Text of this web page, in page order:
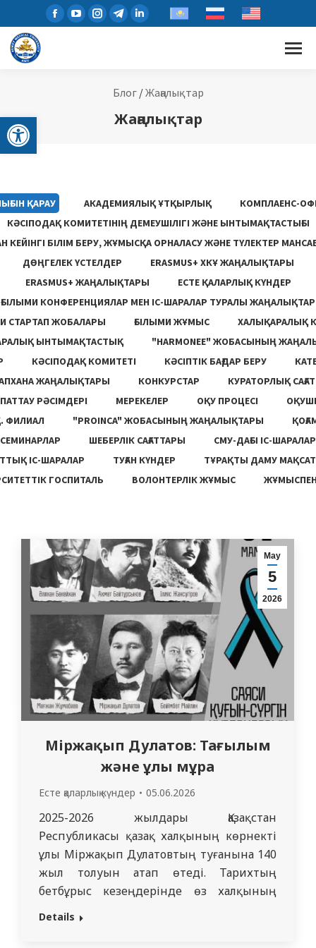
Open toolbar
Блог/Жаңалықтар
Жаңалықтар
ҚАРАУ АКАДЕМИЯЛЫҚ ҰТҚЫРЛЫҚ
КОМПЛАЕНС-
КӘСІПОДАҚ КОМИТЕТІНІҢ ДЕМЕУШІЛІГІ ЖӘНЕ ЫНТЫМАҚТАСТЫҒЫ
КЕЙІНГІ БІЛІМ БЕРУ, ЖҰМЫСҚА ОРНАЛАСУ ЖƏНЕ ТҮЛЕКТЕР
ДӨҢГЕЛЕК ҮСТЕЛДЕР
ERASMUS+ ХКҰ ЖАҢАЛЫҚТАРЫ
ERASMUS+ ЖАҢАЛЫҚТАРЫ
ЕСТЕ ҚАЛАРЛЫҚ КҮНДЕР
ҒЫЛЫМИ КОНФЕРЕНЦИЯЛАР МЕН ІС-ШАРАЛАР ТУРАЛЫ ЖАҢАЛЫҚТАР
СТАРТАП ЖОБАЛАРЫ
ҒЫЛЫМИ ЖҰМЫС
ХАЛЫҚАРАЛЫҚ
ЫНТЫМАҚТАСТЫҚ
"HARMONEE" ЖОБАСЫНЫҢ
КӘСІПОДАҚ КОМИТЕТІ КӘСІПТІК БАҒДАР БЕРУ
ЖАҢАЛЫҚТАРЫ
КОНКУРСТАР
КУРАТОРЛЫҚ
РӘСІМДЕРІ
МЕРЕКЕЛЕР ОҚУ ПРОЦЕСІ
ФИЛИАЛ
"PROINCA" ЖОБАСЫНЫҢ ЖАҢАЛЫҚТАРЫ
СЕМИНАРЛАР
ШЕБЕРЛІК САҒАТТАРЫ
СМУ-ДАҒЫ ІС-ШАРАЛАР
ІС-ШАРАЛАР
ТУҒАН КҮНДЕР
ТҰРАҚТЫ ДАМУ
ГОСПИТАЛЬ
ВОЛОНТЕРЛІК ЖҰМЫС
Мау
5
2026
Міржақып Дулатов: Тағылым
және ұлы мұра
Есте қаларлық күндер 05.06.2026
2025-2026 жылдары Қазақстан
Республикасы қазақ халқының көрнекті
ұлы Міржақып Дулатовтың туғанына 140
жыл толуын атап өтеді. Тарихтың
бетбұрыс кезеңдерінде өз халқының
негізгі мүдделері мен қажеттіліктерін
Details